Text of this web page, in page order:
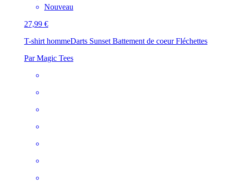
Nouveau
27,99 €
T-shirt hommeDarts Sunset Battement de coeur Fléchettes
Par Magic Tees